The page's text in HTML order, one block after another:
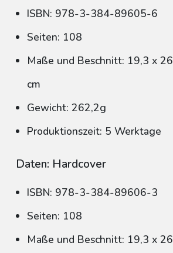
ISBN: 978-3-384-89605-6
Seiten: 108
Maße und Beschnitt: 19,3 x 26
cm
Gewicht: 262,2g
Produktionszeit: 5 Werktage
Daten: Hardcover
ISBN: 978-3-384-89606-3
Seiten: 108
Maße und Beschnitt: 19,3 x 26